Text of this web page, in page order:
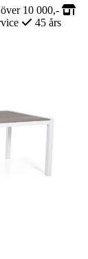
10 000,-
45 års